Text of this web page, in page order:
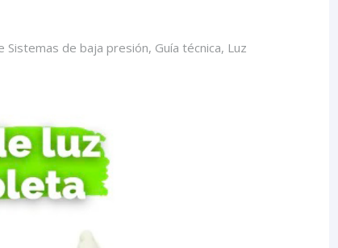
Sistemas de baja presión, Guía técnica, Luz